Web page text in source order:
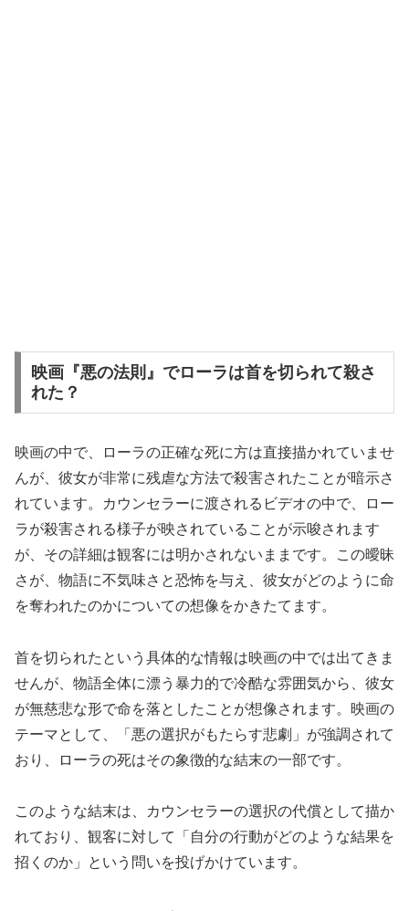
映画『悪の法則』でローラは首を切られて殺さ
れた？
映画の中で、ローラの正確な死に方は直接描かれていませ
んが、彼女が非常に残虐な方法で殺害されたことが暗示さ
れています。カウンセラーに渡されるビデオの中で、ロー
ラが殺害される様子が映されていることが示唆されます
が、その詳細は観客には明かされないままです。この曖昧
さが、物語に不気味さと恐怖を与え、彼女がどのように命
を奪われたのかについての想像をかきたてます。
首を切られたという具体的な情報は映画の中では出てきま
せんが、物語全体に漂う暴力的で冷酷な雰囲気から、彼女
が無慈悲な形で命を落としたことが想像されます。映画の
テーマとして、「悪の選択がもたらす悲劇」が強調されて
おり、ローラの死はその象徴的な結末の一部です。
このような結末は、カウンセラーの選択の代償として描か
れており、観客に対して「自分の行動がどのような結果を
招くのか」という問いを投げかけています。